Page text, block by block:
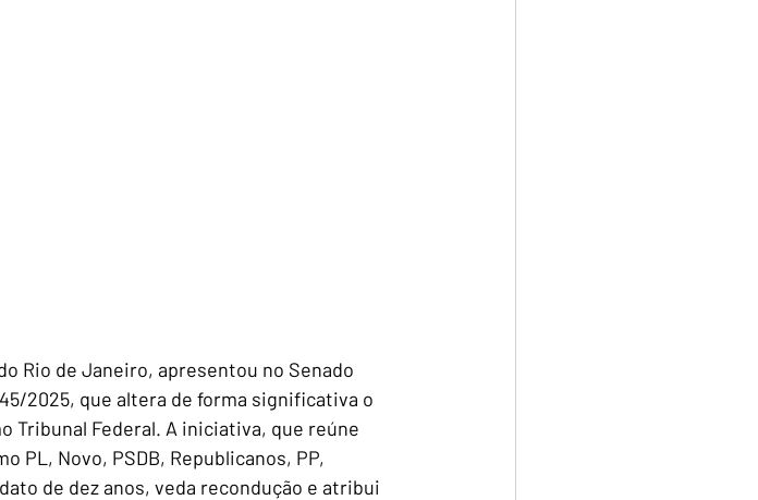
Rio de Janeiro, apresentou no Senado
2025, que altera de forma significativa o
Tribunal Federal. A iniciativa, que reúne
PL, Novo, PSDB, Republicanos, PP,
de dez anos, veda recondução e atribui